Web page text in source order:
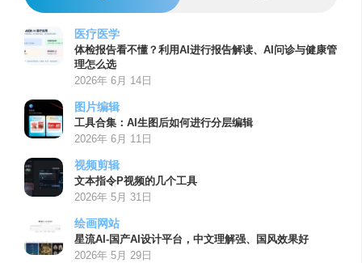
医疗医学
体检报告看不懂？利用AI进行报告解读、AI问诊与健康管
理怎么选
2026年 6月 14日
图片编辑
工具合集：AI生图后如何进行分层编辑
2026年 6月 11日
视频剪辑
文本指令P视频的几个工具
2026年 5月 31日
绘画网站
星流AI-国产AI设计平台，中文理解强、国风效果好
2026年 5月 29日